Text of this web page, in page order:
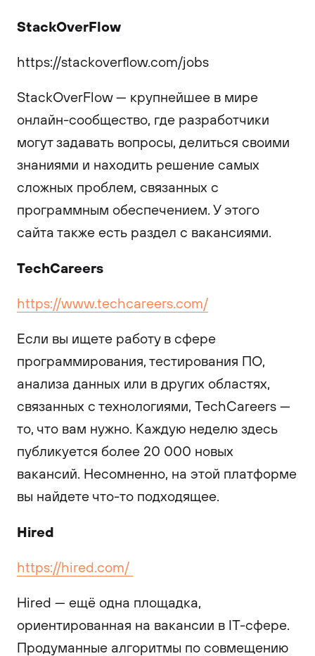
StackOverFlow
https://stackoverflow.com/jobs
StackOverFlow — крупнейшее в мире
онлайн-сообщество, где разработчики
могут задавать вопросы, делиться своими
знаниями и находить решение самых
сложных проблем, связанных с
программным обеспечением. У этого
сайта также есть раздел с вакансиями.
TechCareers
https://www.techcareers.com/
Если вы ищете работу в сфере
программирования, тестирования ПО,
анализа данных или в других областях,
связанных с технологиями, TechCareers —
то, что вам нужно. Каждую неделю здесь
публикуется более 20 000 новых
вакансий. Несомненно, на этой платформе
вы найдете что-то подходящее.
Hired
https://hired.com/
Hired — ещё одна площадка,
ориентированная на вакансии в IT-сфере.
Продуманные алгоритмы по совмещению